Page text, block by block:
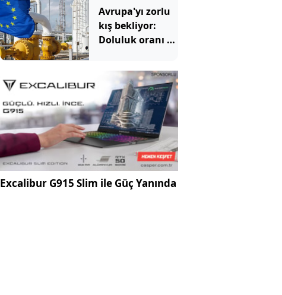
Avrupa'yı zorlu
kış bekliyor:
Doluluk oranı 15
düşüğünde
Excalibur G915 Slim ile Güç Yanında